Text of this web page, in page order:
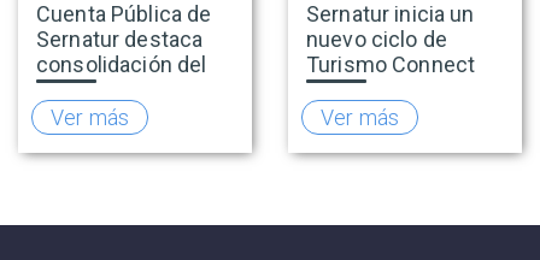
Cuenta Pública de
Sernatur destaca
consolidación del
turismo en 2025 y
presenta hoja de
ruta para fortalecer
la competitividad
Ver más
Sernatur inicia un
nuevo ciclo de
Turismo Connect
para fortalecer la
inteligencia de
mercado de la
industria turística
Ver más